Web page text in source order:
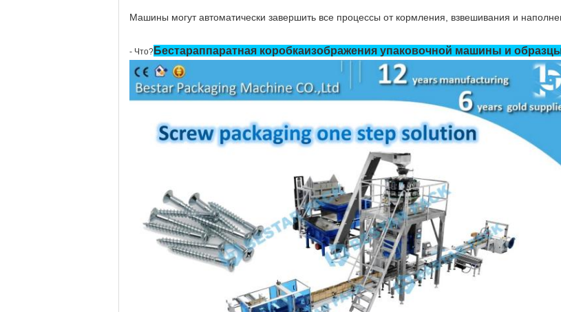
Машины могут автоматически завершить все процессы от кормления, взвешивания и
- Что? Бестараппаратная коробкаизображения упаковочной машины и